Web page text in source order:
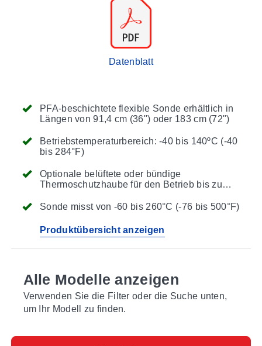
PFA-beschichtete flexible Sonde erhältlich in
Längen von 91,4 cm (36") oder 183 cm (72")
Betriebstemperaturbereich: -40 bis 140ºC (-40
bis 284°F)
Optionale belüftete oder bündige
Thermoschutzhaube für den Betrieb bis zu
Sonde misst von -60 bis 260°C (-76 bis 500°F)
Produktübersicht anzeigen
Datenblatt
Alle Modelle anzeigen
Verwenden Sie die Filter oder die Suche unten,
um Ihr Modell zu finden.